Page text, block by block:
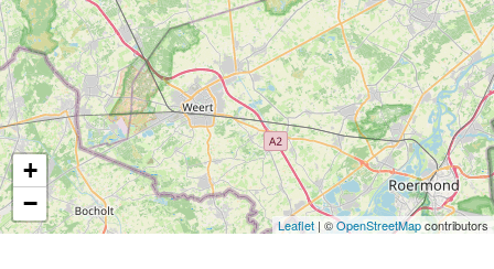
+
−
Leaflet | ©OpenStreetMapcontributors